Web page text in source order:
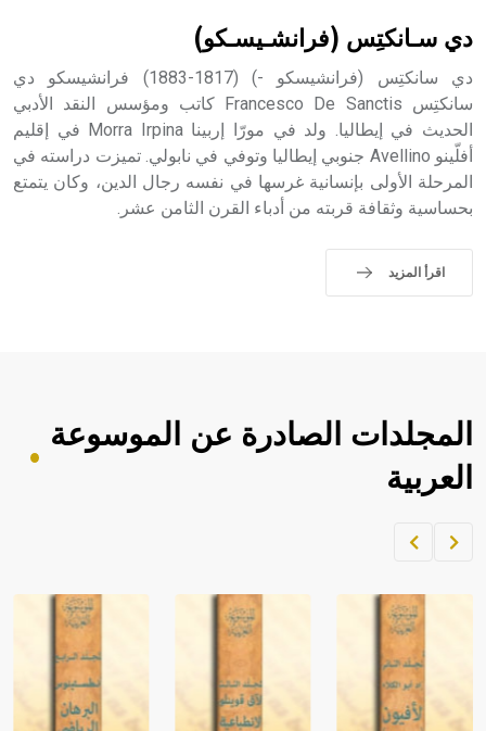
دي سـانكتِس (فرانشـيسـكو)
دي سانكتِس (فرانشيسكو -) (1817-1883) فرانشيسكو دي
سانكتِس Francesco De Sanctis كاتب ومؤسس النقد الأدبي
الحديث في إيطاليا. ولد في مورّا إربينا Morra Irpina في إقليم
أفلّينو Avellino جنوبي إيطاليا وتوفي في نابولي. تميزت دراسته في
المرحلة الأولى بإنسانية غرسها في نفسه رجال الدين، وكان يتمتع
بحساسية وثقافة قربته من أدباء القرن الثامن عشر.
اقرأ المزيد
المجلدات الصادرة عن الموسوعة
العربية